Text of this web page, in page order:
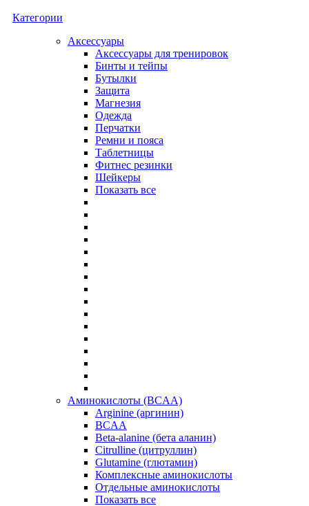
Категории
Аксессуары
Аксессуары для тренировок
Бинты и тейпы
Бутылки
Защита
Магнезия
Одежда
Перчатки
Ремни и пояса
Таблетницы
Фитнес резинки
Шейкеры
Показать все
Аминокислоты (BCAA)
Arginine (аргинин)
BCAA
Beta-alanine (бета аланин)
Citrulline (цитруллин)
Glutamine (глютамин)
Комплексные аминокислоты
Отдельные аминокислоты
Показать все